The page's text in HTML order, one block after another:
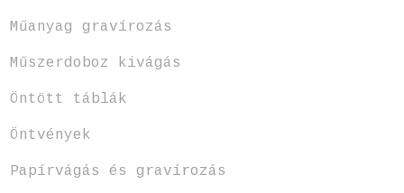
Műanyag gravírozás
Műszerdoboz kivágás
Öntött táblák
Öntvények
Papírvágás és gravírozás